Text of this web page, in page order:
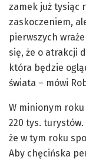
zamek już tysiąc
zaskoczeniem,
pierwszych
się, że o atrakcji
która będzie
świata – mówi
W minionym
220 tys.
że w tym roku
Aby chęcińska